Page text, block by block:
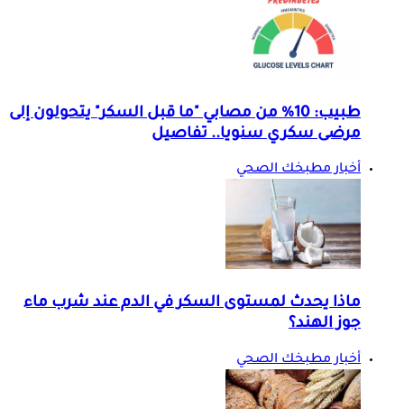
طبيب: 10% من مصابي "ما قبل السكر" يتحولون إلى
مرضى سكري سنويا.. تفاصيل
أخبار مطبخك الصحي
ماذا يحدث لمستوى السكر في الدم عند شرب ماء
جوز الهند؟
أخبار مطبخك الصحي